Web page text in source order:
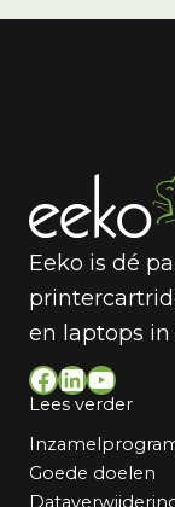
Eeko is dé
en laptops in
Facebook LinkedIn YouTube
Lees verder
Goede doelen